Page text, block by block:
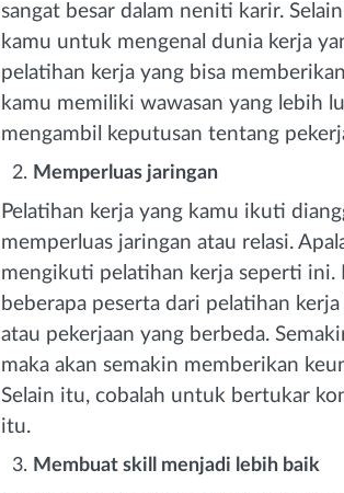
sangat besar dalam neniti karir.
kamu untuk mengenal dunia kerja
pelatihan kerja yang bisa
kamu memiliki wawasan yang lebih
mengambil keputusan tentang
Memperluas jaringan
Pelatihan kerja yang kamu ikuti
memperluas jaringan atau relasi.
mengikuti pelatihan kerja seperti ini.
beberapa peserta dari pelatihan
atau pekerjaan yang berbeda.
maka akan semakin memberikan
Selain itu, cobalah untuk bertukar
itu.
Membuat skill menjadi lebih baik